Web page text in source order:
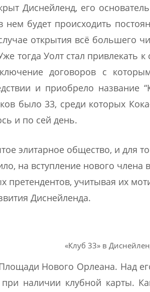
Диснейленд, его
будет происходить
открытия всё большего
тогда Уолт стал привлекать
договоров с
и приобрело название
было 33, среди которых
и по сей день.
элитарное общество, и для
на вступление нового члена
претендентов, учитывая их
Диснейленда.
«Клуб 33» в
Нового Орлеана. Над
наличии клубной карты.